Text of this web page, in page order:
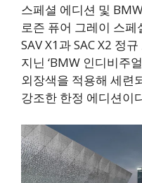
스페셜 에디션 및
로즌 퓨어 그레이 스
SAV X1과 SAC X2 정
지닌 ‘BMW 인디비주
외장색을 적용해 세련
강조한 한정 에디션이